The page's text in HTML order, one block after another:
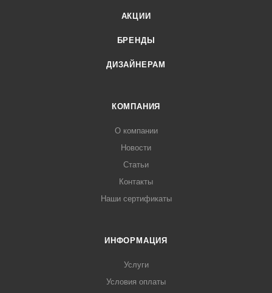
АКЦИИ
БРЕНДЫ
ДИЗАЙНЕРАМ
КОМПАНИЯ
О компании
Новости
Статьи
Контакты
Наши сертификаты
ИНФОРМАЦИЯ
Услуги
Условия оплаты